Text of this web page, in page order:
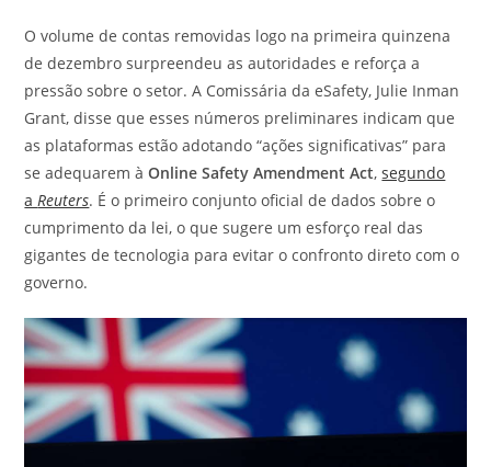
O volume de contas removidas logo na primeira quinzena
de dezembro surpreendeu as autoridades e reforça a
pressão sobre o setor. A Comissária da eSafety, Julie Inman
Grant, disse que esses números preliminares indicam que
as plataformas estão adotando “ações significativas” para
se adequarem àOnline Safety Amendment Act,segundo
aReuters. É o primeiro conjunto oficial de dados sobre o
cumprimento da lei, o que sugere um esforço real das
gigantes de tecnologia para evitar o confronto direto com o
governo.